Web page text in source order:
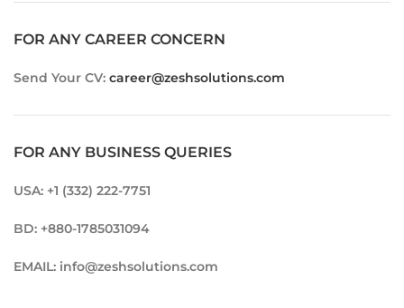
FOR ANY CAREER CONCERN
Send Your CV: career@zeshsolutions.com
FOR ANY BUSINESS QUERIES
USA: +1 (332) 222-7751
BD: +880-1785031094
EMAIL: info@zeshsolutions.com